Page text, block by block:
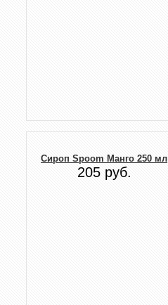
Сироп Spoom Манго 250 мл
205 руб.